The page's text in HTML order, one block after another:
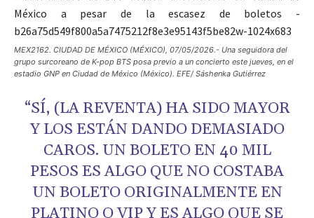
MEX2162. CIUDAD DE MÉXICO (MÉXICO), 07/05/2026.- Una seguidora del
grupo surcoreano de K-pop BTS posa previo a un concierto este jueves, en el
estadio GNP en Ciudad de México (México). EFE/ Sáshenka Gutiérrez
“SÍ, (LA REVENTA) HA SIDO MAYOR
Y LOS ESTÁN DANDO DEMASIADO
CAROS. UN BOLETO EN 40 MIL
PESOS ES ALGO QUE NO COSTABA
UN BOLETO ORIGINALMENTE EN
PLATINO O VIP Y ES ALGO QUE SE